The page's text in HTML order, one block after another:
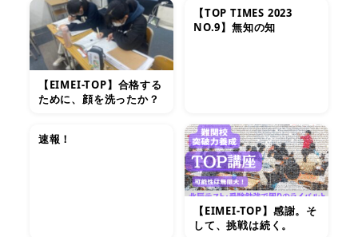
【EIMEI-TOP】合格する
ために、顔を洗ったか？
【TOP TIMES 2023
NO.9】無知の知
速報！
【EIMEI-TOP】感謝。そ
して、挑戦は続く。